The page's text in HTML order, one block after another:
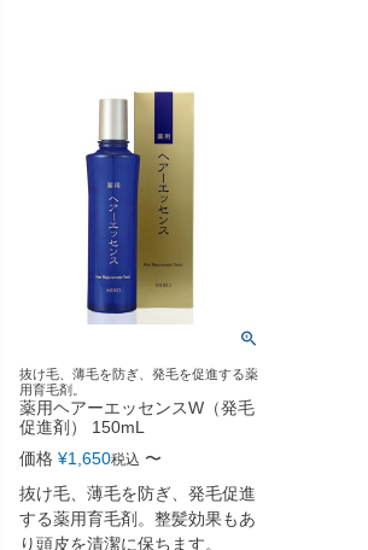
抜け毛、薄毛を防ぎ、発毛を促進する薬
用育毛剤。
薬用ヘアーエッセンスW（発毛
促進剤） 150mL
価格 ¥1,650税込 〜
抜け毛、薄毛を防ぎ、発毛促進
する薬用育毛剤。整髪効果もあ
り頭皮を清潔に保ちます。